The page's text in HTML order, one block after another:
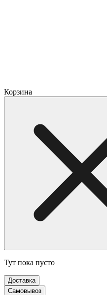
Корзина
Тут пока пусто
Доставка
Самовывоз